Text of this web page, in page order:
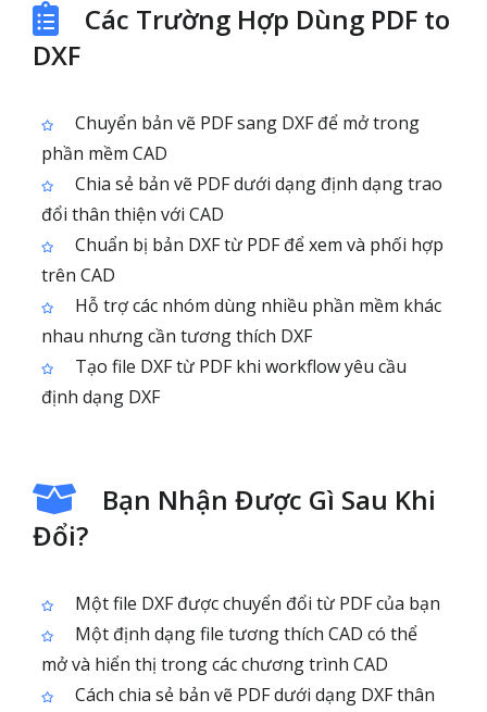
Các Trường Hợp Dùng PDF to
DXF
Chuyển bản vẽ PDF sang DXF để mở trong
phần mềm CAD
Chia sẻ bản vẽ PDF dưới dạng định dạng trao
đổi thân thiện với CAD
Chuẩn bị bản DXF từ PDF để xem và phối hợp
trên CAD
Hỗ trợ các nhóm dùng nhiều phần mềm khác
nhau nhưng cần tương thích DXF
Tạo file DXF từ PDF khi workflow yêu cầu
định dạng DXF
Bạn Nhận Được Gì Sau Khi
Đổi?
Một file DXF được chuyển đổi từ PDF của bạn
Một định dạng file tương thích CAD có thể
mở và hiển thị trong các chương trình CAD
Cách chia sẻ bản vẽ PDF dưới dạng DXF thân